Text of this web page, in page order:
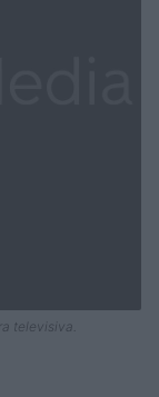
televisiva.